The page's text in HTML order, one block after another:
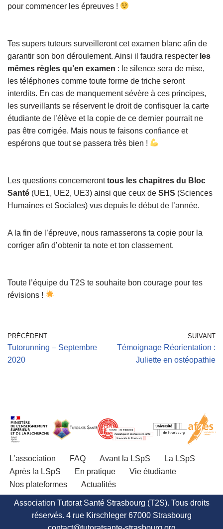
pour commencer les épreuves !
Tes supers tuteurs surveilleront cet examen blanc afin de
garantir son bon déroulement. Ainsi il faudra respecter les
mêmes règles qu’en examen : le silence sera de mise,
les téléphones comme toute forme de triche seront
interdits. En cas de manquement sévère à ces principes,
les surveillants se réservent le droit de confisquer la carte
étudiante de l’élève et la copie de ce dernier pourrait ne
pas être corrigée. Mais nous te faisons confiance et
espérons que tout se passera très bien !
Les questions concerneronttous les chapitres du Bloc
Santé (UE1, UE2, UE3) ainsi que ceux de SHS (Sciences
Humaines et Sociales) vus depuis le début de l’année.
A la fin de l’épreuve, nous ramasserons ta copie pour la
corriger afin d’obtenir ta note et ton classement.
Toute l’équipe du T2S te souhaite bon courage pour tes
révisions !
PRÉCÉDENT
Tutorunning – Septembre
2020
SUIVANT
Témoignage Réorientation :
Juliette en ostéopathie
L’association FAQ Avant la LSpS
La LSpS
Après la LSpS
En pratique
Vie étudiante
Nos plateformes
Actualités
Association Tutorat Santé Strasbourg (T2S). Tous droits
réservés. 4 rue Kirschleger 67000 Strasbourg